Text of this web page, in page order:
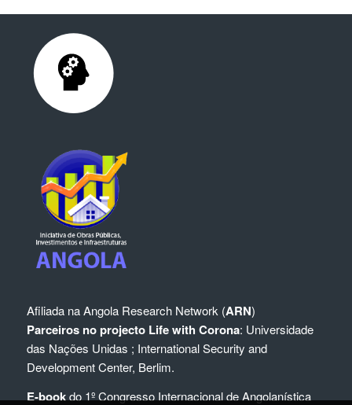
Afiliada naAngola Research Network (ARN)
Parceiros no projecto Life with Corona: Universidade
das Nações Unidas ; International Security and
Development Center, Berlim.
E-bookdo 1º Congresso Internacional de Angolanística